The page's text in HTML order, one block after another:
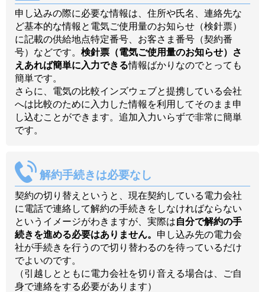
申し込みの際に必要な情報は、住所や氏名、連絡先な
ど基本的な情報と電気ご使用量のお知らせ（検針票）
に記載の供給地点特定番号、お客さま番号（契約番
号）などです。 検針票（電気ご使用量のお知らせ）さ
えあれば簡単に入力できる情報ばかりなのでとっても
簡単です。
さらに、電気の比較インズウェブと提携している会社
へは比較のために入力した情報を利用してそのまま申
し込むことができます。追加入力いらずで非常に簡単
です。
解約手続きは必要なし
契約の切り替えというと、現在契約している電力会社
に電話で連絡して解約の手続きをしなければならない
というイメージがわきますが、実際は自分で解約の手
続きを進める必要はありません。 申し込み先の電力会
社が手続きを行うので切り替わるのを待っているだけ
でよいのです。
（引越しとともに電力会社を切り音える場合は、ご自
身で連絡をする必要があります）